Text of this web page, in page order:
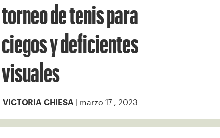
torneo de tenis para
ciegos y deficientes
visuales
VICTORIA CHIESA | marzo 17 , 2023